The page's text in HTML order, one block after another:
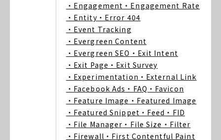
・Engagement ・Engagement Rate
・Entity ・Error 404
・Event Tracking
・Evergreen Content
・Evergreen SEO ・Exit Intent
・Exit Page ・Exit Survey
・Experimentation ・External Link
・Facebook Ads ・FAQ ・Favicon
・Feature Image ・Featured Image
・Featured Snippet ・Feed ・FID
・File Manager ・File Size ・Filter
・Firewall ・First Contentful Paint